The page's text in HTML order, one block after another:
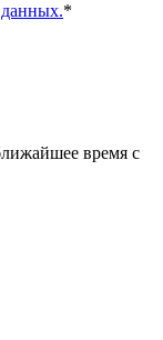
*
время с